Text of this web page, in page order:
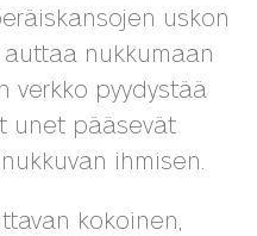
uskon
nukkumaan
verkko pyydystää
unet pääsevät
ihmisen.
kokoinen,